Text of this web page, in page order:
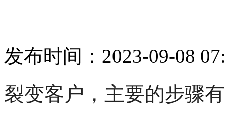
发布时间：2023-09-08
裂变客户，主要的步骤